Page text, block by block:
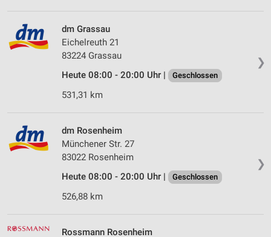
❯
dm Grassau
Eichelreuth 21
83224 Grassau
Heute 08:00 - 20:00 Uhr |
Geschlossen
531,31 km
❯
dm Rosenheim
Münchener Str. 27
83022 Rosenheim
Heute 08:00 - 20:00 Uhr |
Geschlossen
526,88 km
Rossmann Rosenheim